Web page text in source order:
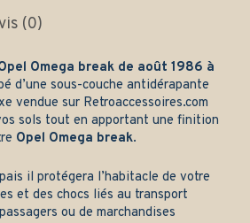
(0)
Omega break de août 1986 à
d’une sous-couche antidérapante
vendue sur Retroaccessoires.com
sols tout en apportant une finition
Opel Omega break.
il protégera l’habitacle de votre
et des chocs liés au transport
ou de marchandises